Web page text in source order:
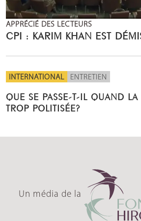
APPRÉCIÉ DES LECTEURS
CPI : KARIM KHAN EST
INTERNATIONAL ENTRETIEN
QUE SE PASSE-T-IL QUAND
TROP POLITISÉE?
Un média de la